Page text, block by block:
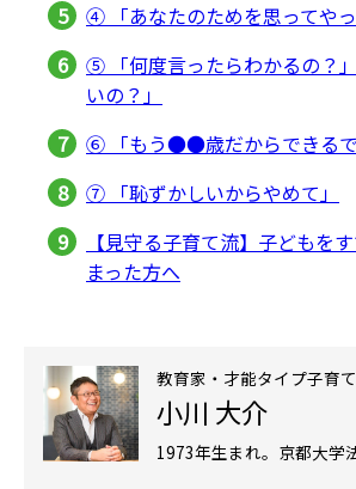
④ 「あなたのためを思ってやっ
⑤ 「何度言ったらわかるの？
いの？」
⑥ 「もう●●歳だからできるで
⑦ 「恥ずかしいからやめて」
【見守る子育て流】子どもを
まった方へ
教育家・才能タイプ子育
小川 大介
1973年生まれ。京都大学